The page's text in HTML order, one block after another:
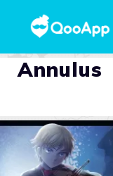
Annulus